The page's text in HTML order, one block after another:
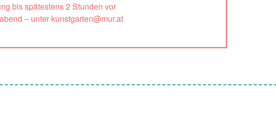
bis spätestens 2 Stunden vor
– unter kunstgarten@mur.at